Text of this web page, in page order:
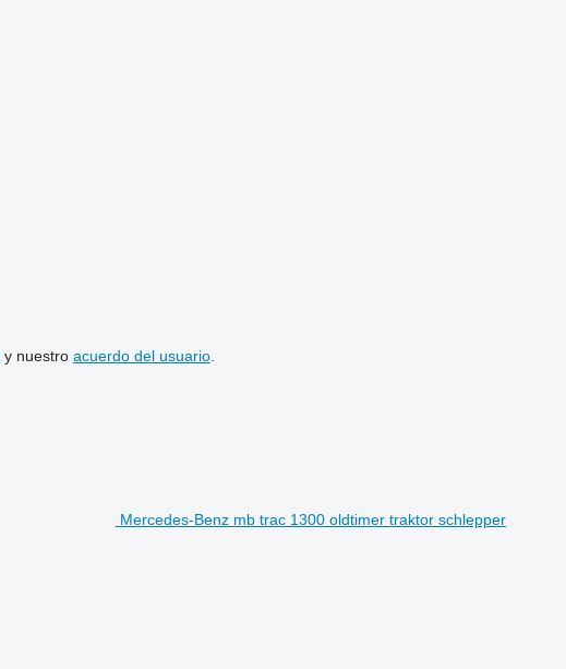
y nuestro acuerdo del usuario.
Mercedes-Benz mb trac 1300 oldtimer traktor schlepper